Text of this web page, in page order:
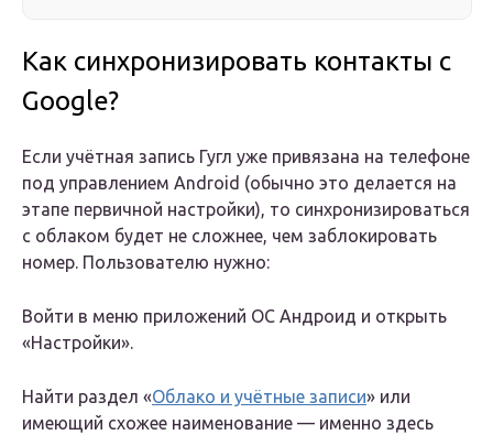
Как синхронизировать контакты с
Google?
Если учётная запись Гугл уже привязана на телефоне
под управлением Android (обычно это делается на
этапе первичной настройки), то синхронизироваться
с облаком будет не сложнее, чем заблокировать
номер. Пользователю нужно:
Войти в меню приложений ОС Андроид и открыть
«Настройки».
Найти раздел «Облако и учётные записи» или
имеющий схожее наименование — именно здесь